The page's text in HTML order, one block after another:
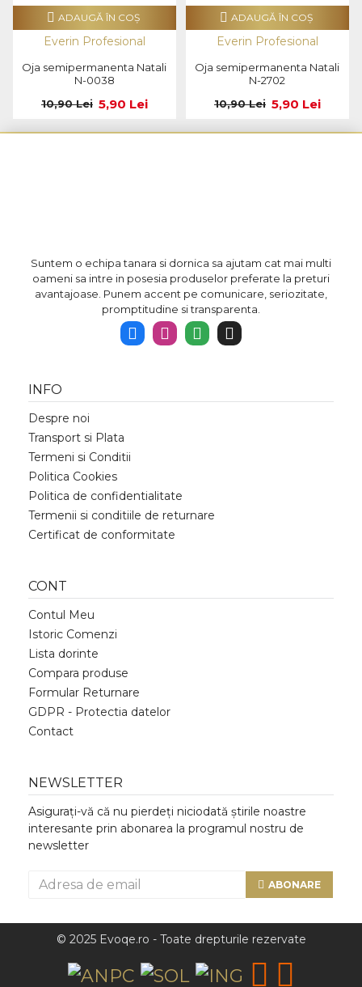
Everin Profesional
Oja semipermanenta Natali
N-0038
5,90 Lei
10,90 Lei
ADAUGĂ ÎN COŞ
Everin Profesional
Oja semipermanenta Natali
N-2702
5,90 Lei
10,90 Lei
ADAUGĂ ÎN COŞ
Suntem o echipa tanara si dornica sa ajutam cat mai multi
oameni sa intre in posesia produselor preferate la preturi
avantajoase. Punem accent pe comunicare, seriozitate,
promptitudine si transparenta.
INFO
Despre noi
Transport si Plata
Termeni si Conditii
Politica Cookies
Politica de confidentialitate
Termenii si conditiile de returnare
Certificat de conformitate
CONT
Contul Meu
Istoric Comenzi
Lista dorinte
Compara produse
Formular Returnare
GDPR - Protectia datelor
Contact
NEWSLETTER
Asigurați-vă că nu pierdeți niciodată știrile noastre
interesante prin abonarea la programul nostru de
newsletter
ABONARE
© 2025 Evoqe.ro - Toate drepturile rezervate